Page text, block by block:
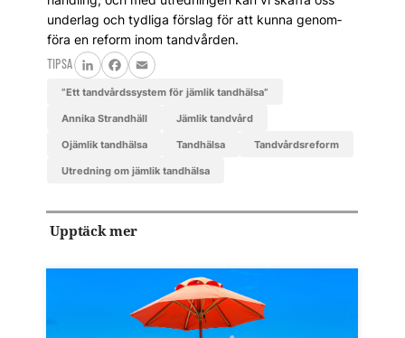
underlag och tydliga förslag för att kunna genom­
föra en reform inom tandvården.
TIPSA
LinkedInFacebook
Email
”Ett tandvårdssystem för jämlik tandhälsa”
Annika Strandhäll jämlik tandvård
ojämlik tandhälsa tandhälsa Tandvårdsreform
Utredning om jämlik tandhälsa
Upptäck mer